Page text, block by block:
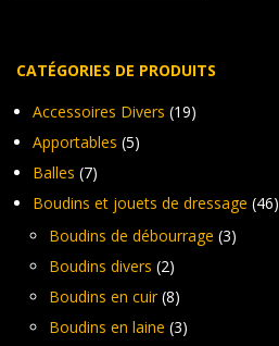
CATÉGORIES DE PRODUITS
Accessoires Divers (19)
Apportables (5)
Balles (7)
Boudins et jouets de dressage (46)
Boudins de débourrage (3)
Boudins divers (2)
Boudins en cuir (8)
Boudins en laine (3)